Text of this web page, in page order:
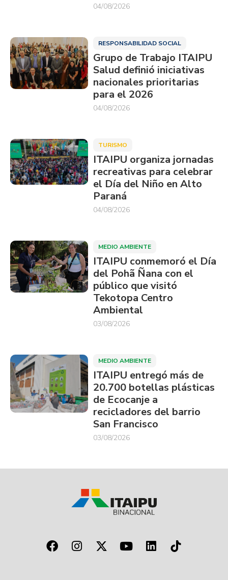
04/08/2026
RESPONSABILIDAD SOCIAL
Grupo de Trabajo ITAIPU
Salud definió iniciativas
nacionales prioritarias
para el 2026
04/08/2026
TURISMO
ITAIPU organiza jornadas
recreativas para celebrar
el Día del Niño en Alto
Paraná
04/08/2026
MEDIO AMBIENTE
ITAIPU conmemoró el Día
del Pohã Ñana con el
público que visitó
Tekotopa Centro
Ambiental
03/08/2026
MEDIO AMBIENTE
ITAIPU entregó más de
20.700 botellas plásticas
de Ecocanje a
recicladores del barrio
San Francisco
03/08/2026